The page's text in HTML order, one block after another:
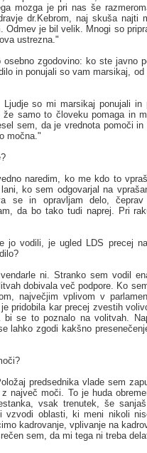
mozga je pri nas še
dr.Kebrom, naj skuša najti
Odmev je bil velik. Mnogi so
ustrezna."
zgodovino: ko ste javno
in ponujali so vam marsikaj, od
so mi marsikaj ponujali in
samo to človeku pomaga in
sem, da je vrednota pomoči in
močna."
naredim, ko me kdo to
ko sem odgovarjal na
se in opravljam delo, čeprav
da bo tako tudi naprej. Pri
jo vodili, je ugled LDS precej
ni. Stranko sem vodil
dobivala več podpore. Ko
največjim vplivom v
pridobila kar precej zvestih
se to poznalo na volitvah.
lahko zgodi kakšno
predsednika vlade sem
največ moči. To je huda
vsak trenutek, še
vzvodi oblasti, ki meni nikoli
kadrovanje, vplivanje na
sem, da mi tega ni treba